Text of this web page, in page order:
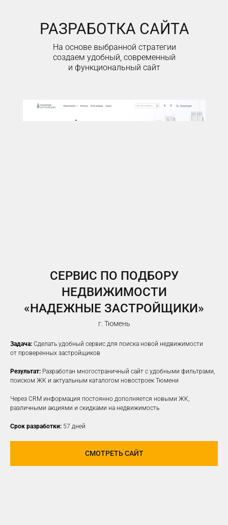
РАЗРАБОТКА САЙТА
На основе выбранной стратегии
создаем удобный, современный
и функциональный сайт
СЕРВИС ПО ПОДБОРУ
НЕДВИЖИМОСТИ
«НАДЕЖНЫЕ ЗАСТРОЙЩИКИ»
г. Тюмень
Задача: Сделать удобный сервис для поиска новой недвижимости
от проверенных застройщиков
Результат: Разработан многостраничный сайт с удобными фильтрами,
поиском ЖК и актуальным каталогом новостроек Тюмени
Через CRM информация постоянно дополняется новыми ЖК,
различными акциями и скидками на недвижимость
Срок разработки: 57 дней
СМОТРЕТЬ САЙТ